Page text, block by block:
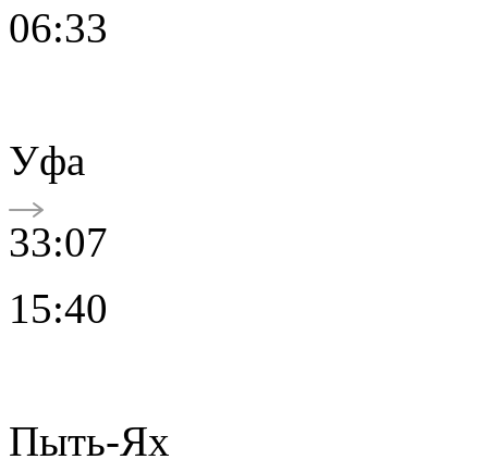
06:33
Уфа
33:07
15:40
Пыть-Ях